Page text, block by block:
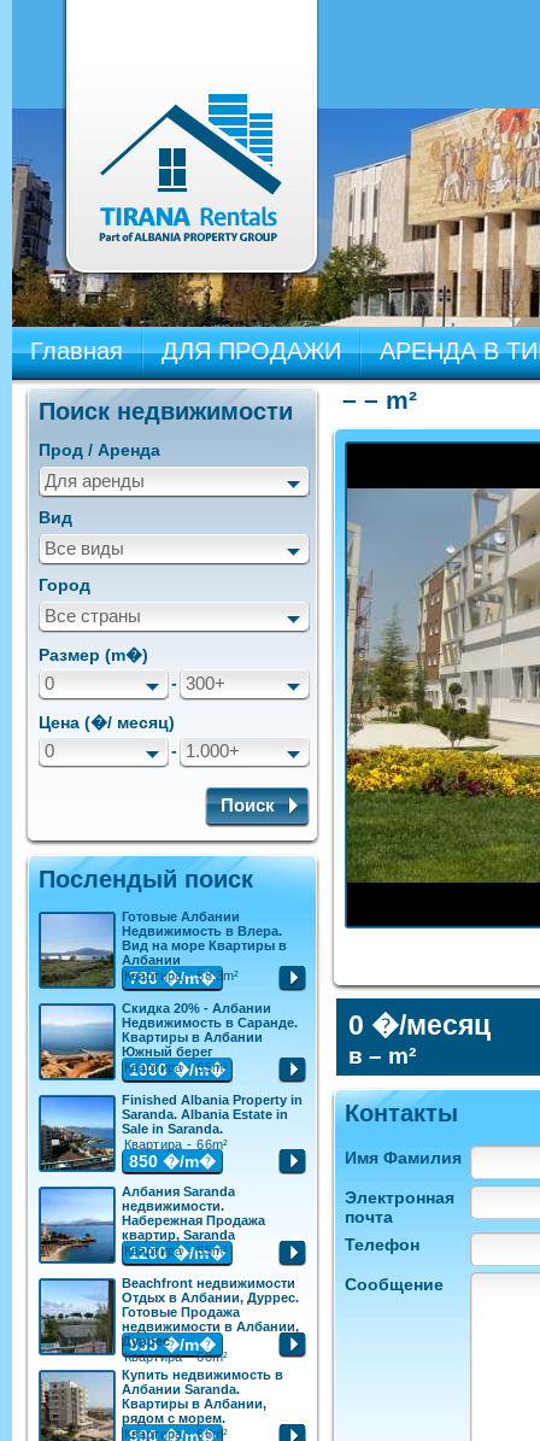
Главная ДЛЯ ПРОДАЖИ АРЕНДА В
– – m²
0 �/месяц
в – m²
Контакты
Имя Фамилия
Электронная
почта
Телефон
Сообщение
Поиск недвижимости
Прод / Аренда
Для аренды
Вид
Все виды
Город
Все страны
Размер (m�)
0 - 300+
Цена (�/ месяц)
0 - 1.000+
Поиск
Послендый поиск
Готовые Албании
Недвижимость в Влера.
Вид на море Квартиры в
Албании
Квартира - 58.3m²
780�/m�
Скидка 20% - Албании
Недвижимость в Саранде.
Квартиры в Албании
Южный берег
Квартира - 65m²
1000�/m�
Finished Albania Property in
Saranda. Albania Estate in
Sale in Saranda.
Квартира - 66m²
850 �/m�
Албания Saranda
недвижимости.
Набережная Продажа
квартир, Saranda
Квартира - 65m²
1200�/m�
Beachfront недвижимости
Отдых в Албании, Дуррес.
Готовые Продажа
недвижимости в Албании,
Дуррес
Квартира - 60m²
835�/m�
Купить недвижимость в
Албании Saranda.
Квартиры в Албании,
рядом с морем.
Квартира - 66m²
900�/m�